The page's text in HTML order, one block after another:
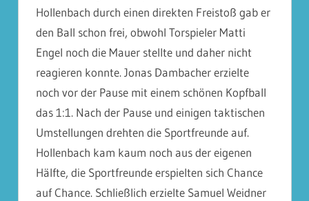
Hollenbach durch einen direkten Freistoß gab er
den Ball schon frei, obwohl Torspieler Matti
Engel noch die Mauer stellte und daher nicht
reagieren konnte. Jonas Dambacher erzielte
noch vor der Pause mit einem schönen Kopfball
das 1:1. Nach der Pause und einigen taktischen
Umstellungen drehten die Sportfreunde auf.
Hollenbach kam kaum noch aus der eigenen
Hälfte, die Sportfreunde erspielten sich Chance
auf Chance. Schließlich erzielte Samuel Weidner